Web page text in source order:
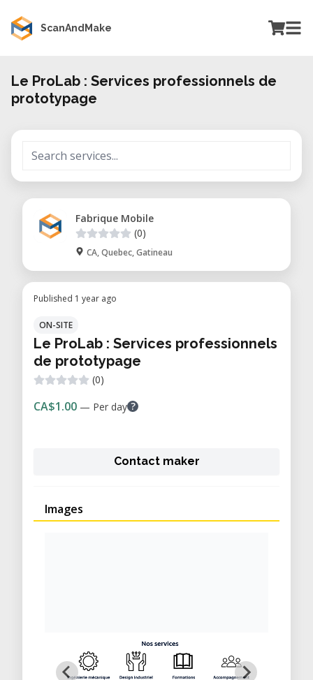
ScanAndMake
Le ProLab : Services professionnels de
prototypage
Fabrique Mobile
(0)
CA, Quebec, Gatineau
Published 1 year ago
ON-SITE
Le ProLab : Services professionnels
de prototypage
(0)
CA$1.00 — Per day ?
Contact maker
Images